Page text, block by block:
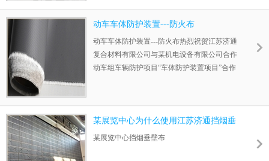
动车车体防护装置---防火布
动车车体防护装置---防火布热烈祝贺江苏济通
复合材料有限公司与某机电设备有限公司合作
动车组车辆防护项目“车体防护装置项目”合作
某展览中心为什么使用江苏济通挡烟垂
壁布
某展览中心挡烟垂壁布